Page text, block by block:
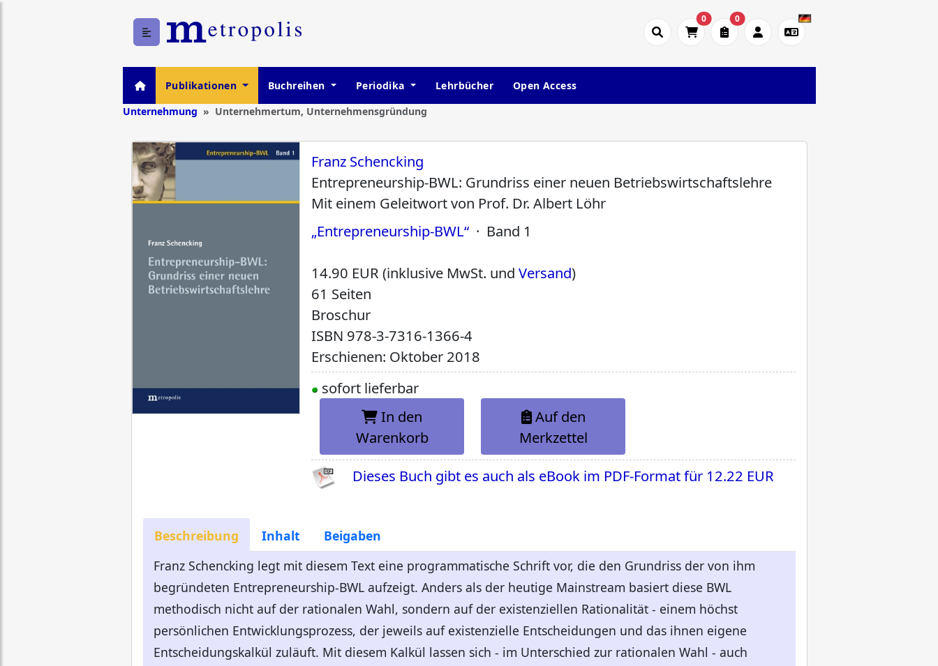
0 0
Publikationen Buchreihen Periodika Lehrbücher
Open Access
Unternehmung
Unternehmertum, Unternehmensgründung
Franz Schencking
Entrepreneurship-BWL: Grundriss einer neuen Betriebswirtschaftslehre
Mit einem Geleitwort von Prof. Dr. Albert Löhr
„Entrepreneurship-BWL“ · Band 1
14.90 EUR (inklusive MwSt. undVersand)
61 Seiten
Broschur
ISBN 978-3-7316-1366-4
Erschienen: Oktober 2018
sofort lieferbar
In den
Warenkorb
Auf den
Merkzettel
Dieses Buch gibt es auch als eBook im PDF-Format für 12.22 EUR
Beschreibung Inhalt
Beigaben
Franz Schencking legt mit diesem Text eine programmatische Schrift vor, die den Grundriss der von ihm
begründeten Entrepreneurship-BWL aufzeigt. Anders als der heutige Mainstream basiert diese BWL
methodisch nicht auf der rationalen Wahl, sondern auf der existenziellen Rationalität - einem höchst
persönlichen Entwicklungsprozess, der jeweils auf existenzielle Entscheidungen und das ihnen eigene
Entscheidungskalkül zuläuft. Mit diesem Kalkül lassen sich - im Unterschied zur rationalen Wahl - auch